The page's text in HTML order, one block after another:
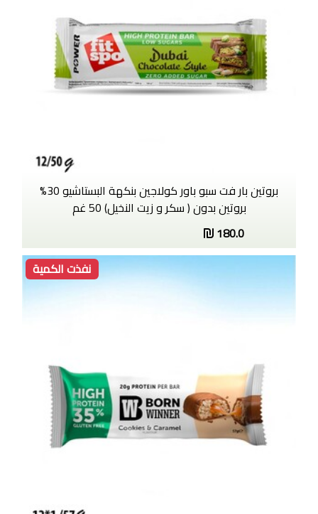
بروتين بار فت سبو باور كولاجين بنكهة البستاشيو 30%
بروتين بدون ( سكر و زيت النخيل) 50 غم
180.0
نفذت الكمية